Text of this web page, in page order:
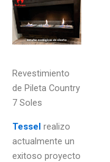
Revestimiento
de Pileta Country
7 Soles
Tessel realizo
actualmente un
exitoso proyecto